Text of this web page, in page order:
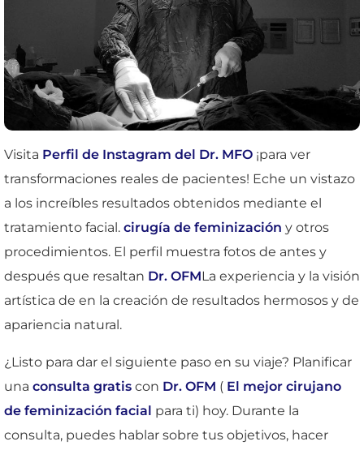
Visita Perfil de Instagram del Dr. MFO ¡para ver
transformaciones reales de pacientes! Eche un vistazo
a los increíbles resultados obtenidos mediante el
tratamiento facial. cirugía de feminización y otros
procedimientos. El perfil muestra fotos de antes y
después que resaltan Dr. OFMLa experiencia y la visión
artística de en la creación de resultados hermosos y de
apariencia natural.
¿Listo para dar el siguiente paso en su viaje? Planificar
una consulta gratis con Dr. OFM ( El mejor cirujano
de feminización facial para ti) hoy. Durante la
consulta, puedes hablar sobre tus objetivos, hacer